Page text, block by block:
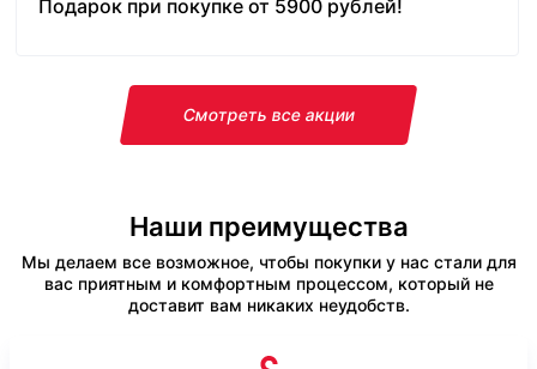
Подарок при покупке от 5900 рублей!
Смотреть все акции
Наши преимущества
Мы делаем все возможное, чтобы покупки у нас стали для
вас приятным и комфортным процессом, который не
доставит вам никаких неудобств.